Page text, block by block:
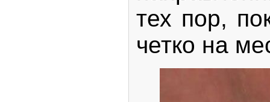
тех пор,
четко на